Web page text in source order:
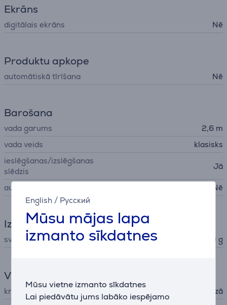
English / Русский
Mūsu mājas lapa
izmanto sīkdatnes
Mūsu vietne izmanto sīkdatnes
Lai piedāvātu jums labāko iespējamo
Ekrāns
digitālais ekrāns Nē
Produktu apkope
automātiskā tīrīšana Nē
Barošana
vada garums
2,6 m
vada veids
klasisks
ieslēgšanas/izslēgšanas
slēdzis
Jā
automātiskā izslēgšanās Nē
Izmēri
svars 660 g
Vispārējais parametrs
krāsa
rozā